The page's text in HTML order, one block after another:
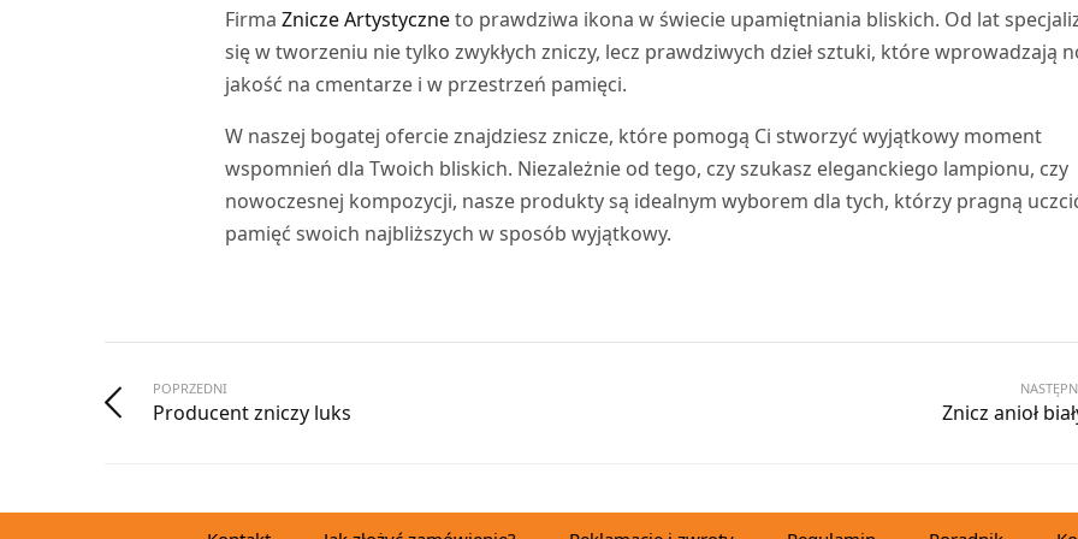
FirmaZnicze Artystyczneto prawdziwa ikona w świecie upamiętniania bliskich. Od lat
się w tworzeniu nie tylko zwykłych zniczy, lecz prawdziwych dzieł sztuki, które wprowadzają
jakość na cmentarze i w przestrzeń pamięci.
W naszej bogatej ofercie znajdziesz znicze, które pomogą Ci stworzyć wyjątkowy moment
wspomnień dla Twoich bliskich. Niezależnie od tego, czy szukasz eleganckiego lampionu, czy
nowoczesnej kompozycji, nasze produkty są idealnym wyborem dla tych, którzy pragną
pamięć swoich najbliższych w sposób wyjątkowy.
POPRZEDNI
Producent zniczy luks Znicz anioł